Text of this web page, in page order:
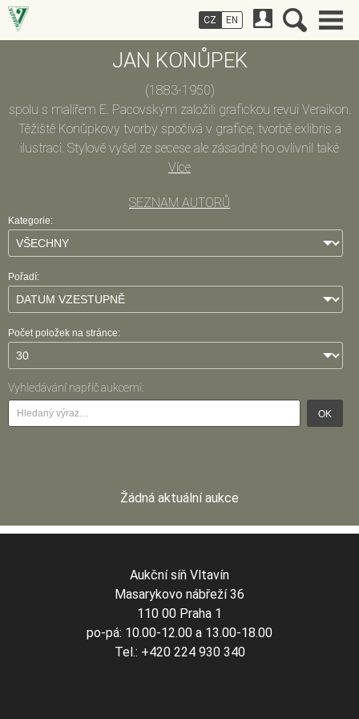
JAN KONŮPEK
(1883-1950)
spolu s malířem E. Pacovským založili grafickou revui Veraikon.
Těžiště Konůpkovy tvorby spočívá v grafice, tvorbě exlibris a
ilustraci. Stylově vyšel ze secese ale zásadně ho ovlivnil také
expresionismus a kubismus. Duchovní zázemí nacházel v
literaturou.
Více
SEZNAM AUTORŮ
Kategorie:
Pořadí:
Počet položek na stránce:
Vyhledávání napříč aukcemi:
OK
Žádná aktuální aukce
CZ EN
Aukční síň Vltavín
Masarykovo nábřeží 36
110 00 Praha 1
po-pá: 10.00-12.00 a 13.00-18.00
Tel.: +420 224 930 340